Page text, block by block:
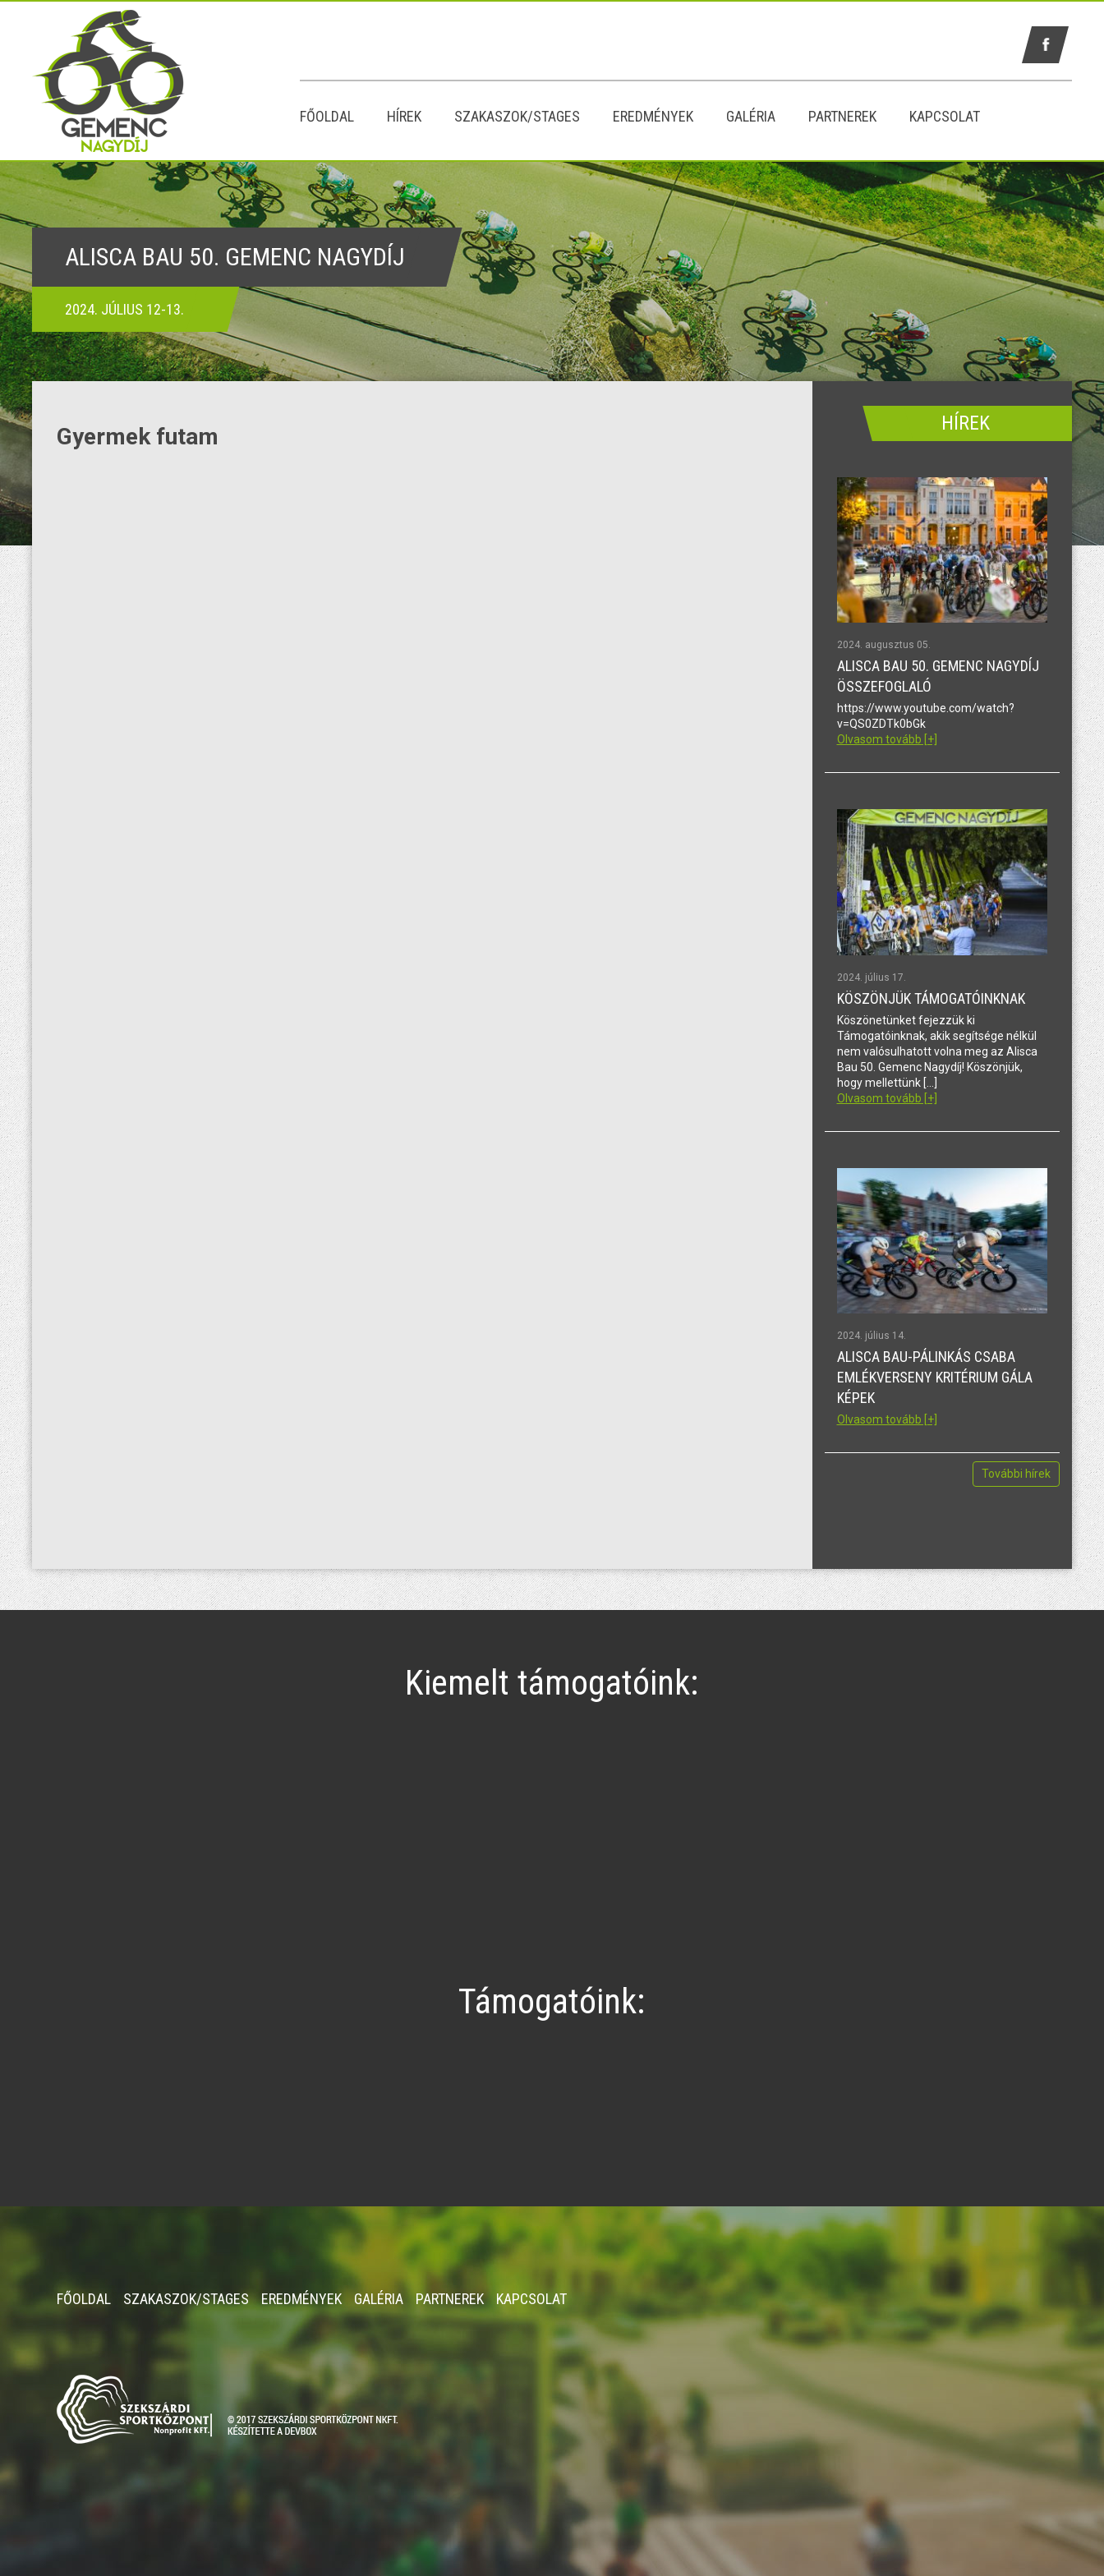
FŐOLDAL HÍREK SZAKASZOK/STAGES EREDMÉNYEK GALÉRIA PARTNEREK KAPCSOLAT
ALISCA BAU 50. GEMENC NAGYDÍJ
2024. JÚLIUS 12-13.
Gyermek futam
HÍREK
2024. augusztus 05.
ALISCA BAU 50. GEMENC NAGYDÍJ
ÖSSZEFOGLALÓ
https://www.youtube.com/watch?
v=QS0ZDTk0bGk
Olvasom tovább [+]
2024. július 17.
KÖSZÖNJÜK TÁMOGATÓINKNAK
Köszönetünket fejezzük ki
Támogatóinknak, akik segítsége nélkül
nem valósulhatott volna meg az Alisca
Bau 50. Gemenc Nagydíj! Köszönjük,
hogy mellettünk […]
Olvasom tovább [+]
2024. július 14.
ALISCA BAU-PÁLINKÁS CSABA
EMLÉKVERSENY KRITÉRIUM GÁLA
KÉPEK
Olvasom tovább [+]
További hírek
Kiemelt támogatóink:
Támogatóink:
FŐOLDAL SZAKASZOK/STAGES EREDMÉNYEK GALÉRIA PARTNEREK KAPCSOLAT